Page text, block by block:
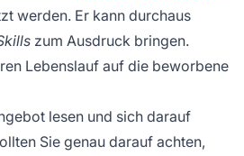
werden. Er kann durchaus
zum Ausdruck bringen.
Lebenslauf auf die beworbene
lesen und sich darauf
Sie genau darauf achten,